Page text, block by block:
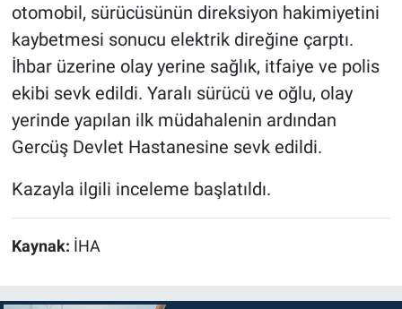
otomobil, sürücüsünün direksiyon hakimiyetini
kaybetmesi sonucu elektrik direğine çarptı.
İhbar üzerine olay yerine sağlık, itfaiye ve polis
ekibi sevk edildi. Yaralı sürücü ve oğlu, olay
yerinde yapılan ilk müdahalenin ardından
Gercüş Devlet Hastanesine sevk edildi.
Kazayla ilgili inceleme başlatıldı.
Kaynak: İHA